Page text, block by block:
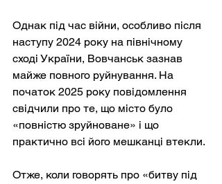
Однак під час війни, особливо після
наступу 2024 року на північному
сході України, Вовчанськ зазнав
майже повного руйнування. На
початок 2025 року повідомлення
свідчили про те, що місто було
«повністю зруйноване» і що
практично всі його мешканці втекли.
Отже, коли говорять про «битву під